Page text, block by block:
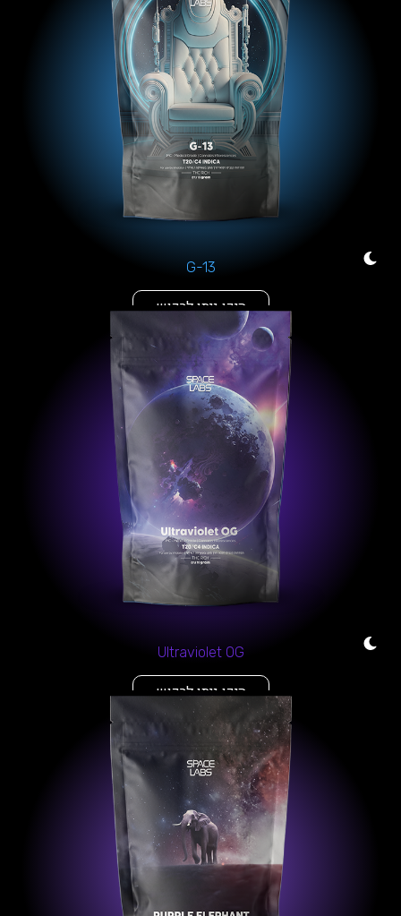
G-13
היכן ניתן לרכוש
Ultraviolet OG
היכן ניתן לרכוש